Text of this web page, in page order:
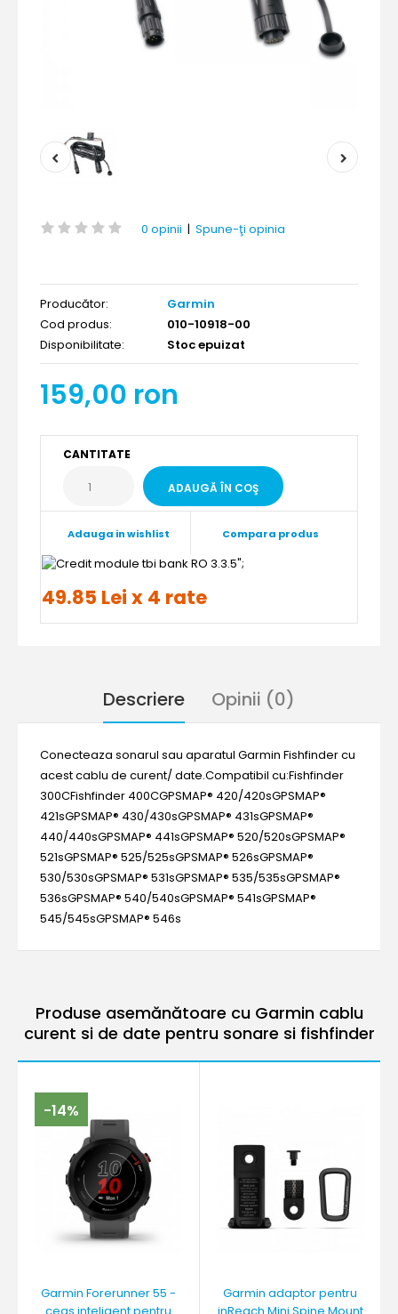
0 opinii | Spune-ţi opinia
Producător:
Garmin
Cod produs:
010-10918-00
Disponibilitate:
Stoc epuizat
159,00 ron
CANTITATE
Adauga in wishlist Compara produs
";
49.85 Lei x 4 rate
Descriere Opinii (0)
Conecteaza sonarul sau aparatul Garmin Fishfinder cu
acest cablu de curent/ date.Compatibil cu:Fishfinder
300CFishfinder 400CGPSMAP® 420/420sGPSMAP®
421sGPSMAP® 430/430sGPSMAP® 431sGPSMAP®
440/440sGPSMAP® 441sGPSMAP® 520/520sGPSMAP®
521sGPSMAP® 525/525sGPSMAP® 526sGPSMAP®
530/530sGPSMAP® 531sGPSMAP® 535/535sGPSMAP®
536sGPSMAP® 540/540sGPSMAP® 541sGPSMAP®
545/545sGPSMAP® 546s
Produse asemănătoare cu Garmin cablu
curent si de date pentru sonare si fishfinder
-14%
Garmin Forerunner 55 -
Garmin adaptor pentru